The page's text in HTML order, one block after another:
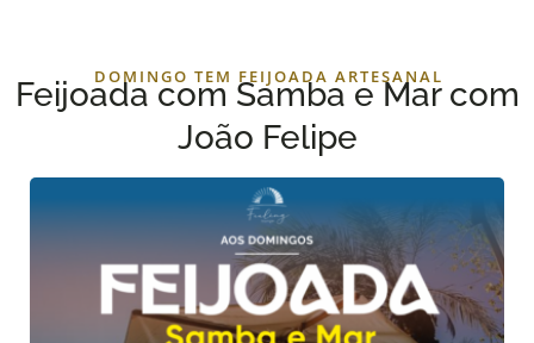
DOMINGO TEM FEIJOADA ARTESANAL
Feijoada com Samba e Mar com
João Felipe